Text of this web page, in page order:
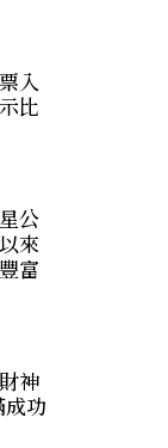
入
比
公
來
富
神
成功